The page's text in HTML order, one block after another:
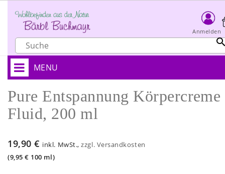
Anmelden
MENU
Pure Entspannung Körpercreme
Fluid, 200 ml
19,90 € inkl. MwSt.,zzgl. Versandkosten
(9,95 € 100 ml)